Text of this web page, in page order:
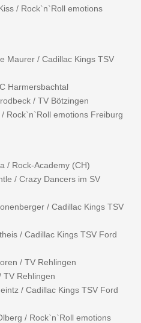
/ Rock`n`Roll emotions
Maurer / Cadillac Kings TSV
Harmersbachtal
/ TV Bötzingen
Rock`n`Roll emotions Freiburg
/ Rock-Academy (CH)
/ Crazy Dancers im SV
/ Cadillac Kings TSV
/ Cadillac Kings TSV Ford
/ TV Rehlingen
Rehlingen
/ Cadillac Kings TSV Ford
/ Rock`n`Roll emotions